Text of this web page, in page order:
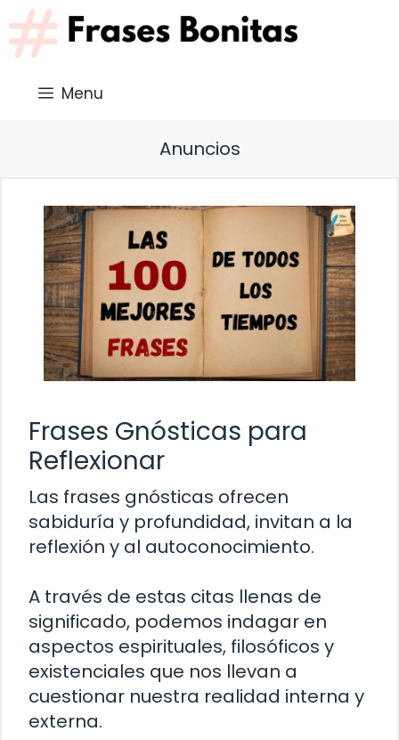
Saltar
al
contenido
Menu
Anuncios
Frases Gnósticas para
Reflexionar
Las frases gnósticas ofrecen
sabiduría y profundidad, invitan a la
reflexión y al autoconocimiento.
A través de estas citas llenas de
significado, podemos indagar en
aspectos espirituales, filosóficos y
existenciales que nos llevan a
cuestionar nuestra realidad interna y
externa.